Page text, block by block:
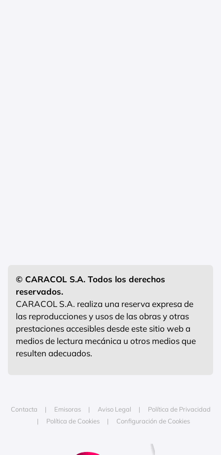
© CARACOL S.A. Todos los derechos
reservados.
CARACOL S.A. realiza una reserva expresa de
las reproducciones y usos de las obras y otras
prestaciones accesibles desde este sitio web a
medios de lectura mecánica u otros medios que
resulten adecuados.
Contacta Emisoras Aviso Legal
Política de Privacidad
Política de Cookies
Configuración de Cookies